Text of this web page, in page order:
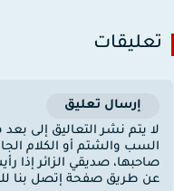
إرسال تعليق
يتم نشر التعاليق إلى بعد
والشتم أو الكلام
صديقي الزائر إذا رأيت
طريق صفحة إتصل بنا